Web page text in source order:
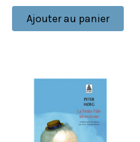
Ajouter au panier